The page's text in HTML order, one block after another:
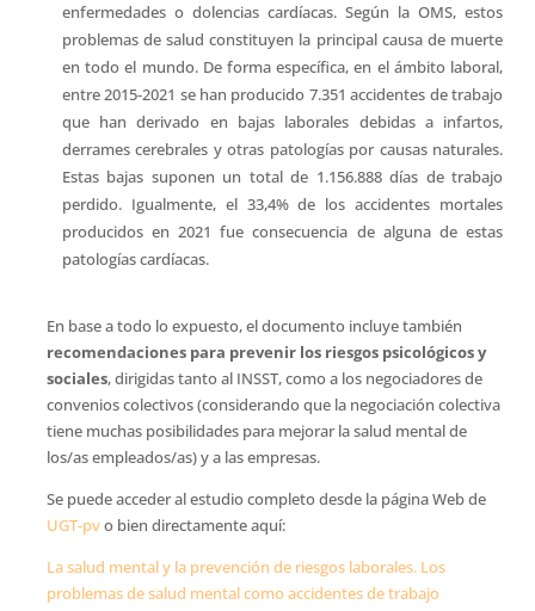
enfermedades o dolencias cardíacas. Según la OMS, estos
problemas de salud constituyen la principal causa de muerte
en todo el mundo. De forma específica, en el ámbito laboral,
entre 2015-2021 se han producido 7.351 accidentes de trabajo
que han derivado en bajas laborales debidas a infartos,
derrames cerebrales y otras patologías por causas naturales.
Estas bajas suponen un total de 1.156.888 días de trabajo
perdido. Igualmente, el 33,4% de los accidentes mortales
producidos en 2021 fue consecuencia de alguna de estas
patologías cardíacas.
En base a todo lo expuesto, el documento incluye también
recomendaciones para prevenir los riesgos psicológicos y
sociales, dirigidas tanto al INSST, como a los negociadores de
convenios colectivos (considerando que la negociación colectiva
tiene muchas posibilidades para mejorar la salud mental de
los/as empleados/as) y a las empresas.
Se puede acceder al estudio completo desde la página Web de
UGT-pvo bien directamente aquí:
La salud mental y la prevención de riesgos laborales. Los
problemas de salud mental como accidentes de trabajo